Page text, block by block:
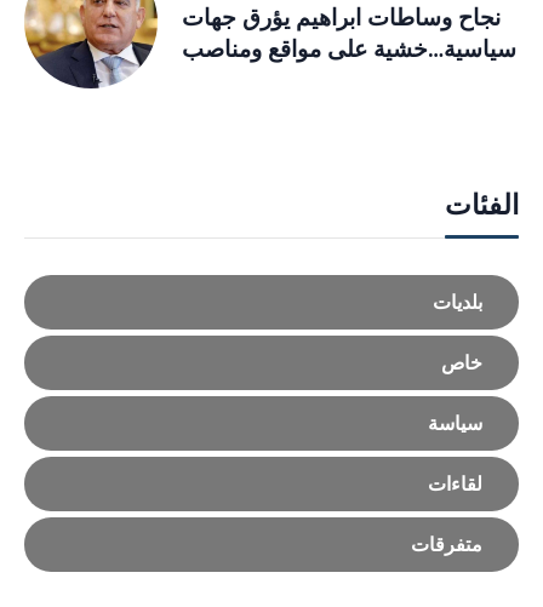
نجاح وساطات ابراهيم يؤرق جهات
سياسية…خشية على مواقع ومناصب
الفئات
بلديات
خاص
سياسة
لقاءات
متفرقات